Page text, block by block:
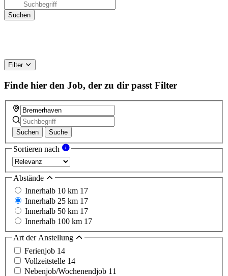
Filter
Finde hier den Job, der zu dir passt Filter
Suchen Suche
Sortieren nach
Abstände
Innerhalb 10 km 17
Innerhalb 25 km 17
Innerhalb 50 km 17
Innerhalb 100 km 17
Art der Anstellung
Ferienjob 14
Vollzeitstelle 14
Nebenjob/Wochenendjob 11